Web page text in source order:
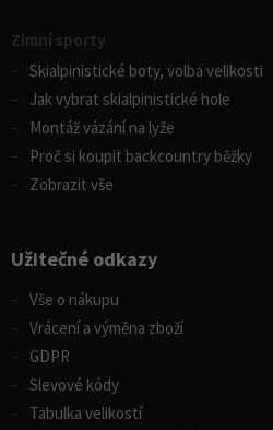
Zimní sporty
Skialpinistické boty, volba velikosti
Jak vybrat skialpinistické hole
Montáž vázání na lyže
Proč si koupit backcountry běžky
Zobrazit vše
Užitečné odkazy
Vše o nákupu
Vrácení a výměna zboží
GDPR
Slevové kódy
Tabulka velikostí